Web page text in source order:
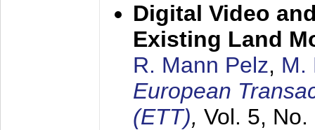
Digital Video
Existing Land
R. Mann Pelz, M.
European
(ETT), Vol. 5,